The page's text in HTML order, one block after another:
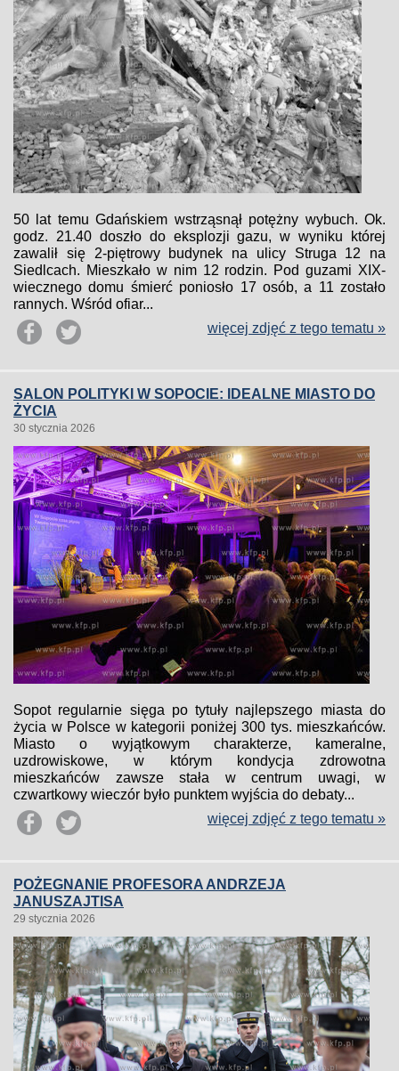
50 lat temu Gdańskiem wstrząsnął potężny wybuch. Ok.
godz. 21.40 doszło do eksplozji gazu, w wyniku której
zawalił się 2-piętrowy budynek na ulicy Struga 12 na
Siedlcach. Mieszkało w nim 12 rodzin. Pod guzami XIX-
wiecznego domu śmierć poniosło 17 osób, a 11 zostało
rannych. Wśród ofiar...
więcej zdjęć z tego tematu »
SALON POLITYKI W SOPOCIE: IDEALNE MIASTO DO
ŻYCIA
30 stycznia 2026
Sopot regularnie sięga po tytuły najlepszego miasta do
życia w Polsce w kategorii poniżej 300 tys. mieszkańców.
Miasto o wyjątkowym charakterze, kameralne,
uzdrowiskowe, w którym kondycja zdrowotna
mieszkańców zawsze stała w centrum uwagi, w
czwartkowy wieczór było punktem wyjścia do debaty...
więcej zdjęć z tego tematu »
POŻEGNANIE PROFESORA ANDRZEJA
JANUSZAJTISA
29 stycznia 2026